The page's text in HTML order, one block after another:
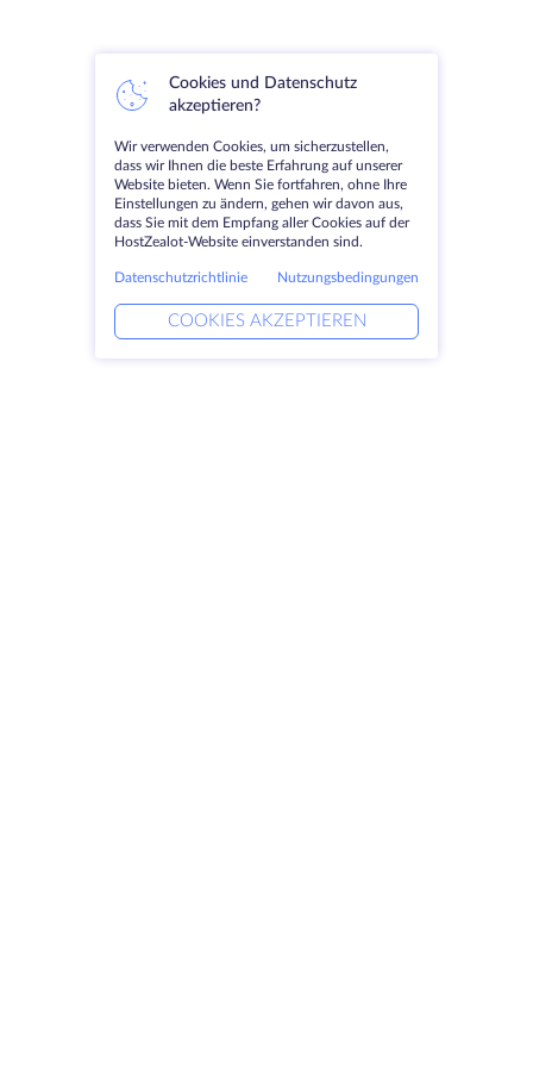
Cookies und Datenschutz
akzeptieren?
Wir verwenden Cookies, um sicherzustellen,
dass wir Ihnen die beste Erfahrung auf unserer
Website bieten. Wenn Sie fortfahren, ohne Ihre
Einstellungen zu ändern, gehen wir davon aus,
dass Sie mit dem Empfang aller Cookies auf der
HostZealot-Website einverstanden sind.
Datenschutzrichtlinie Nutzungsbedingungen
COOKIES AKZEPTIEREN